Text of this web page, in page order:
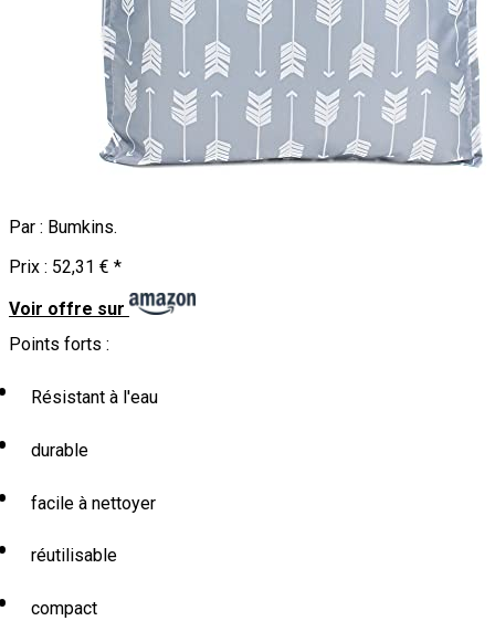
Par : Bumkins.
Prix : 52,31 € *
Voir offre sur
Points forts :
Résistant à l'eau
durable
facile à nettoyer
réutilisable
compact